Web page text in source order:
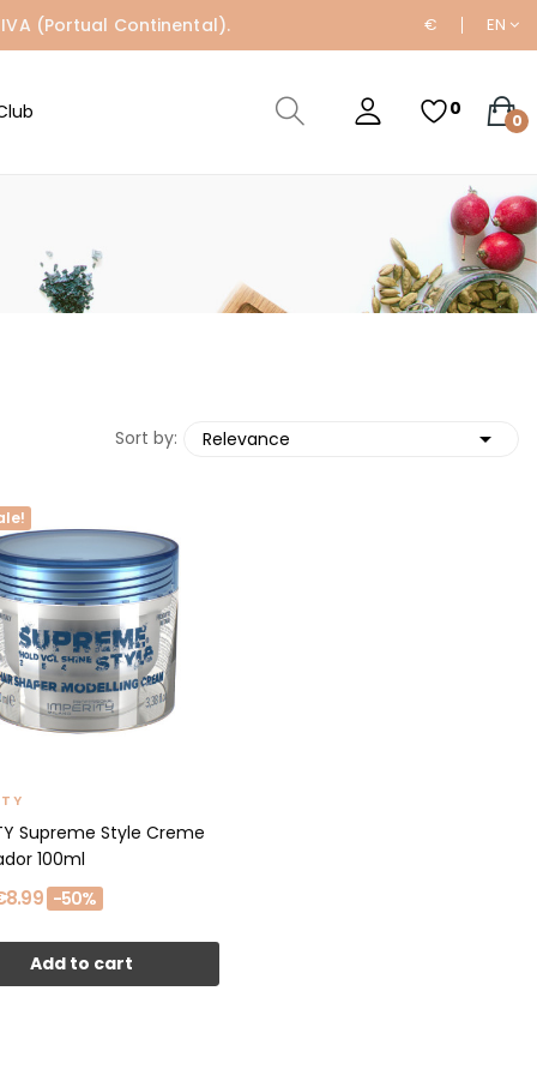
(Portual Continental). € EN
0
0
Sort by: Relevance 
Supreme Style Creme
100ml
-50%
Add to cart